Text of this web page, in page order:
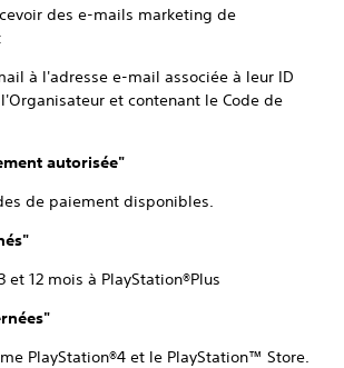
des e-mails marketing de
à l'adresse e-mail associée à leur ID
et contenant le Code de
autorisée"
de paiement disponibles.
et 12 mois à PlayStation®Plus
PlayStation®4 et le PlayStation™ Store.